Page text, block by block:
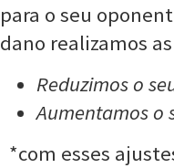
para o seu
dano realizamos
Reduzimos o
Aumentamos o
*com esses